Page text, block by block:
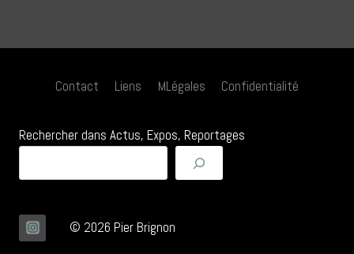
Contact Liens MLégales Confidentialité
Rechercher dans Actus, Expos, Reportages
© 2026 Pier Brignon